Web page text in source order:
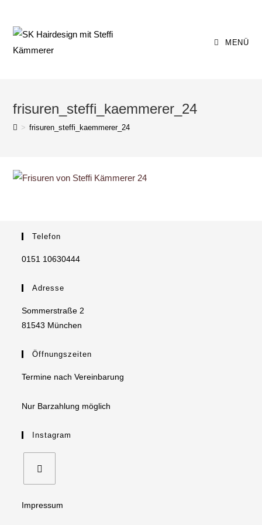
springen
MENÜ
frisuren_steffi_kaemmerer_24
> frisuren_steffi_kaemmerer_24
Telefon
0151 10630444
Adresse
Sommerstraße 2
81543 München
Öffnungszeiten
Termine nach Vereinbarung
Nur Barzahlung möglich
Instagram
in
Impressum